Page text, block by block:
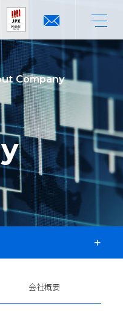
Company
会社概要